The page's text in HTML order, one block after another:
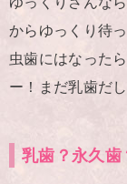
からゆっくり待
虫歯にはなった
ー！まだ乳歯だし
乳歯？永久歯